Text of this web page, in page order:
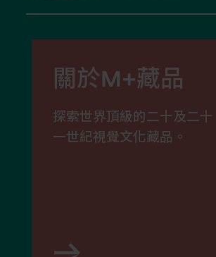
關於M+藏品
探索世界頂級的二十及二十
一世紀視覺文化藏品。